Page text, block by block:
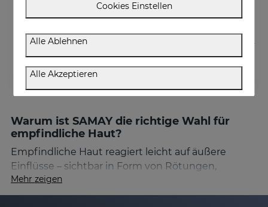
Warum ist SAMAY die richtige Wahl für
empfindliche Haut?
Empfindliche Haut reagiert leicht auf äußere
Einflüsse – sichtbar in Form von Rötungen,
erhöhter Reaktivität oder einer gestörten
Hautbarriere. Mit zunehmendem Alter verstärken
Mehr zeigen
Cookies Einstellen
Alle Ablehnen
Alle Akzeptieren